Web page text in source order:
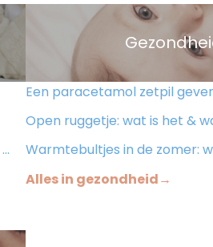
Een paracetamol zetpil geven aan je baby:
Open ruggetje: wat is het & wat
Warmtebultjes in de zomer: wat
Alles in gezondheid→